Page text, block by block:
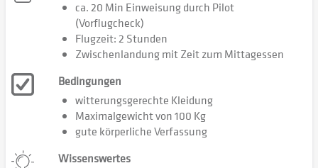
ca. 20 Min Einweisung durch Pilot
(Vorflugcheck)
Flugzeit: 2 Stunden
Zwischenlandung mit Zeit zum Mittagessen
Bedingungen
witterungsgerechte Kleidung
Maximalgewicht von 100 Kg
gute körperliche Verfassung
Wissenswertes